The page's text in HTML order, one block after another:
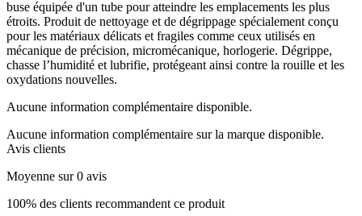
buse équipée d'un tube pour atteindre les emplacements les plus
étroits. Produit de nettoyage et de dégrippage spécialement conçu
pour les matériaux délicats et fragiles comme ceux utilisés en
mécanique de précision, micromécanique, horlogerie. Dégrippe,
chasse l’humidité et lubrifie, protégeant ainsi contre la rouille et les
oxydations nouvelles.
Aucune information complémentaire disponible.
Aucune information complémentaire sur la marque disponible.
Avis clients
Moyenne sur 0 avis
100% des clients recommandent ce produit